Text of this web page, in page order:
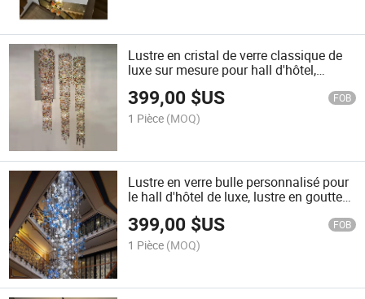
Lustre en cristal de verre classique de
luxe sur mesure pour hall d'hôtel,
escalier, lumière suspendue
399,00 $US FOB
1 Pièce (MOQ)
Lustre en verre bulle personnalisé pour
le hall d'hôtel de luxe, lustre en goutte
d'eau pour escalier en spirale
399,00 $US FOB
1 Pièce (MOQ)